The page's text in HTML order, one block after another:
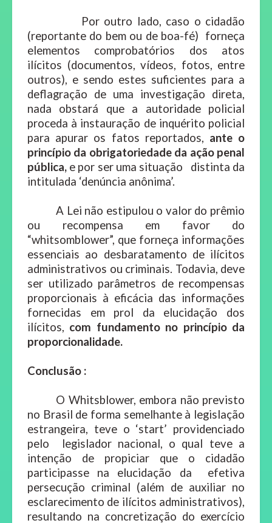
Por outro lado, caso o cidadão
(reportante do bem ou de boa-fé) forneça
elementos comprobatórios dos atos
ilícitos (documentos, vídeos, fotos, entre
outros), e sendo estes suficientes para a
deflagração de uma investigação direta,
nada obstará que a autoridade policial
proceda à instauração de inquérito policial
para apurar os fatos reportados, ante o
princípio da obrigatoriedade da ação penal
pública, e por ser uma situação distinta da
intitulada ‘denúncia anônima’.
A Lei não estipulou o valor do prêmio
ou recompensa em favor do
“whitsomblower”, que forneça informações
essenciais ao desbaratamento de ilícitos
administrativos ou criminais. Todavia, deve
ser utilizado parâmetros de recompensas
proporcionais à eficácia das informações
fornecidas em prol da elucidação dos
ilícitos, com fundamento no princípio da
proporcionalidade.
Conclusão :
O Whitsblower, embora não previsto
no Brasil de forma semelhante à legislação
estrangeira, teve o ‘start’ providenciado
pelo legislador nacional, o qual teve a
intenção de propiciar que o cidadão
participasse na elucidação da efetiva
persecução criminal (além de auxiliar no
esclarecimento de ilícitos administrativos),
resultando na concretização do exercício